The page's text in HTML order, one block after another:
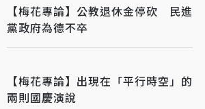
【梅花專論】公教退休金停砍 民進
黨政府為德不卒
【梅花專論】出現在「平行時空」的
兩則國慶演說